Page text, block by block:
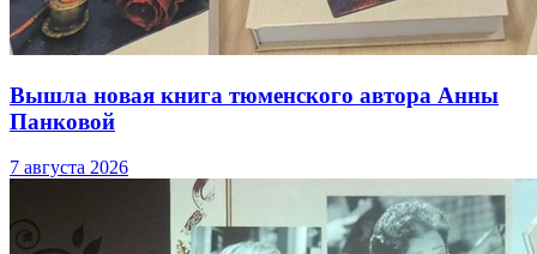
Вышла новая книга тюменского автора Анны
Панковой
7 августа 2026